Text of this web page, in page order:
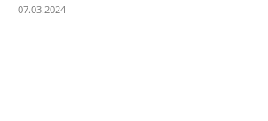
07.03.2024